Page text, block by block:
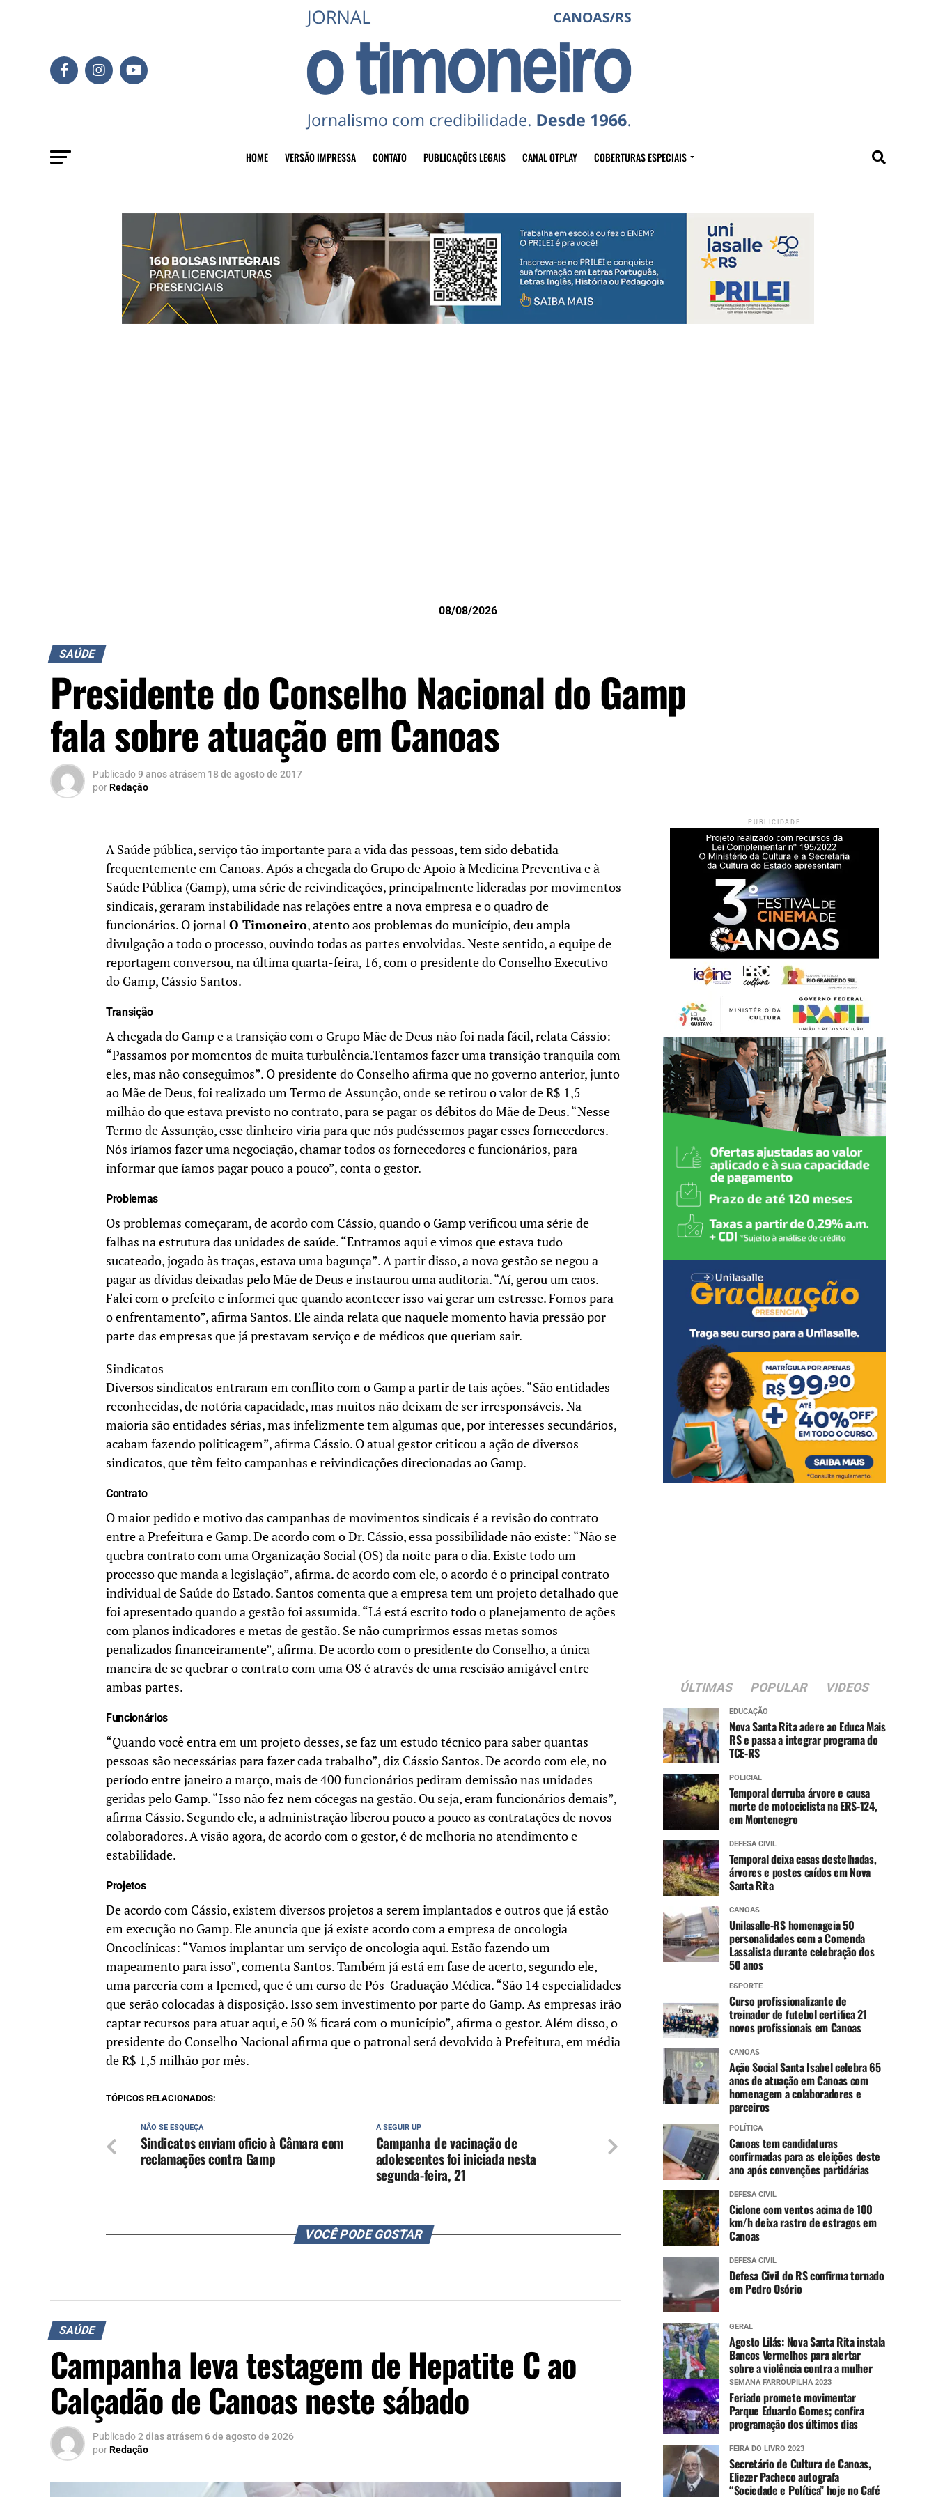
HOME VERSÃO IMPRESSA CONTATO PUBLICAÇÕES LEGAIS CANAL OTPLAY COBERTURAS ESPECIAIS
08/08/2026
SAÚDE
Presidente do Conselho Nacional do Gamp
fala sobre atuação em Canoas
Publicado9 anos atrásem 18 de agosto de 2017
porRedação
A Saúde pública, serviço tão importante para a vida das pessoas, tem sido debatida
frequentemente em Canoas. Após a chegada do Grupo de Apoio à Medicina Preventiva e à
Saúde Pública (Gamp), uma série de reivindicações, principalmente lideradas por movimentos
sindicais, geraram instabilidade nas relações entre a nova empresa e o quadro de
funcionários. O jornal O Timoneiro, atento aos problemas do município, deu ampla
divulgação a todo o processo, ouvindo todas as partes envolvidas. Neste sentido, a equipe de
reportagem conversou, na última quarta-feira, 16, com o presidente do Conselho Executivo
do Gamp, Cássio Santos.
Transição
A chegada do Gamp e a transição com o Grupo Mãe de Deus não foi nada fácil, relata Cássio:
“Passamos por momentos de muita turbulência.Tentamos fazer uma transição tranquila com
eles, mas não conseguimos”. O presidente do Conselho afirma que no governo anterior, junto
ao Mãe de Deus, foi realizado um Termo de Assunção, onde se retirou o valor de R$ 1,5
milhão do que estava previsto no contrato, para se pagar os débitos do Mãe de Deus. “Nesse
Termo de Assunção, esse dinheiro viria para que nós pudéssemos pagar esses fornecedores.
Nós iríamos fazer uma negociação, chamar todos os fornecedores e funcionários, para
informar que íamos pagar pouco a pouco”, conta o gestor.
Problemas
Os problemas começaram, de acordo com Cássio, quando o Gamp verificou uma série de
falhas na estrutura das unidades de saúde. “Entramos aqui e vimos que estava tudo
sucateado, jogado às traças, estava uma bagunça”. A partir disso, a nova gestão se negou a
pagar as dívidas deixadas pelo Mãe de Deus e instaurou uma auditoria. “Aí, gerou um caos.
Falei com o prefeito e informei que quando acontecer isso vai gerar um estresse. Fomos para
o enfrentamento”, afirma Santos. Ele ainda relata que naquele momento havia pressão por
parte das empresas que já prestavam serviço e de médicos que queriam sair.
Sindicatos
Diversos sindicatos entraram em conflito com o Gamp a partir de tais ações. “São entidades
reconhecidas, de notória capacidade, mas muitos não deixam de ser irresponsáveis. Na
maioria são entidades sérias, mas infelizmente tem algumas que, por interesses secundários,
acabam fazendo politicagem”, afirma Cássio. O atual gestor criticou a ação de diversos
sindicatos, que têm feito campanhas e reivindicações direcionadas ao Gamp.
Contrato
O maior pedido e motivo das campanhas de movimentos sindicais é a revisão do contrato
entre a Prefeitura e Gamp. De acordo com o Dr. Cássio, essa possibilidade não existe: “Não se
quebra contrato com uma Organização Social (OS) da noite para o dia. Existe todo um
processo que manda a legislação”, afirma. de acordo com ele, o acordo é o principal contrato
individual de Saúde do Estado. Santos comenta que a empresa tem um projeto detalhado que
foi apresentado quando a gestão foi assumida. “Lá está escrito todo o planejamento de ações
com planos indicadores e metas de gestão. Se não cumprirmos essas metas somos
penalizados financeiramente”, afirma. De acordo com o presidente do Conselho, a única
maneira de se quebrar o contrato com uma OS é através de uma rescisão amigável entre
ambas partes.
Funcionários
“Quando você entra em um projeto desses, se faz um estudo técnico para saber quantas
pessoas são necessárias para fazer cada trabalho”, diz Cássio Santos. De acordo com ele, no
período entre janeiro a março, mais de 400 funcionários pediram demissão nas unidades
geridas pelo Gamp. “Isso não fez nem cócegas na gestão. Ou seja, eram funcionários demais”,
afirma Cássio. Segundo ele, a administração liberou pouco a pouco as contratações de novos
colaboradores. A visão agora, de acordo com o gestor, é de melhoria no atendimento e
estabilidade.
Projetos
De acordo com Cássio, existem diversos projetos a serem implantados e outros que já estão
em execução no Gamp. Ele anuncia que já existe acordo com a empresa de oncologia
Oncoclínicas: “Vamos implantar um serviço de oncologia aqui. Estão fazendo um
mapeamento para isso”, comenta Santos. Também já está em fase de acerto, segundo ele,
uma parceria com a Ipemed, que é um curso de Pós-Graduação Médica. “São 14 especialidades
que serão colocadas à disposição. Isso sem investimento por parte do Gamp. As empresas irão
captar recursos para atuar aqui, e 50 % ficará com o município”, afirma o gestor. Além disso, o
presidente do Conselho Nacional afirma que o patronal será devolvido à Prefeitura, em média
de R$ 1,5 milhão por mês.
TÓPICOS RELACIONADOS:
A SEGUIR UP
Campanha de vacinação de
adolescentes foi iniciada nesta
segunda-feira, 21
NÃO SE ESQUEÇA
Sindicatos enviam oficio à Câmara com
reclamações contra Gamp
VOCÊ PODE GOSTAR
SAÚDE
Campanha leva testagem de Hepatite C ao
Calçadão de Canoas neste sábado
Publicado2 dias atrásem 6 de agosto de 2026
porRedação
PUBLICIDADE
ÚLTIMAS POPULAR VIDEOS
EDUCAÇÃO
Nova Santa Rita adere ao Educa Mais
RS e passa a integrar programa do
TCE-RS
POLICIAL
Temporal derruba árvore e causa
morte de motociclista na ERS-124,
em Montenegro
DEFESA CIVIL
Temporal deixa casas destelhadas,
árvores e postes caídos em Nova
Santa Rita
CANOAS
Unilasalle-RS homenageia 50
personalidades com a Comenda
Lassalista durante celebração dos
50 anos
ESPORTE
Curso profissionalizante de
treinador de futebol certifica 21
novos profissionais em Canoas
CANOAS
Ação Social Santa Isabel celebra 65
anos de atuação em Canoas com
homenagem a colaboradores e
parceiros
POLÍTICA
Canoas tem candidaturas
confirmadas para as eleições deste
ano após convenções partidárias
DEFESA CIVIL
Ciclone com ventos acima de 100
km/h deixa rastro de estragos em
Canoas
DEFESA CIVIL
Defesa Civil do RS confirma tornado
em Pedro Osório
GERAL
Agosto Lilás: Nova Santa Rita instala
Bancos Vermelhos para alertar
sobre a violência contra a mulher
SEMANA FARROUPILHA 2023
Feriado promete movimentar
Parque Eduardo Gomes; confira
programação dos últimos dias
FEIRA DO LIVRO 2023
Secretário de Cultura de Canoas,
Eliezer Pacheco autografa
“Sociedade e Política” hoje no Café